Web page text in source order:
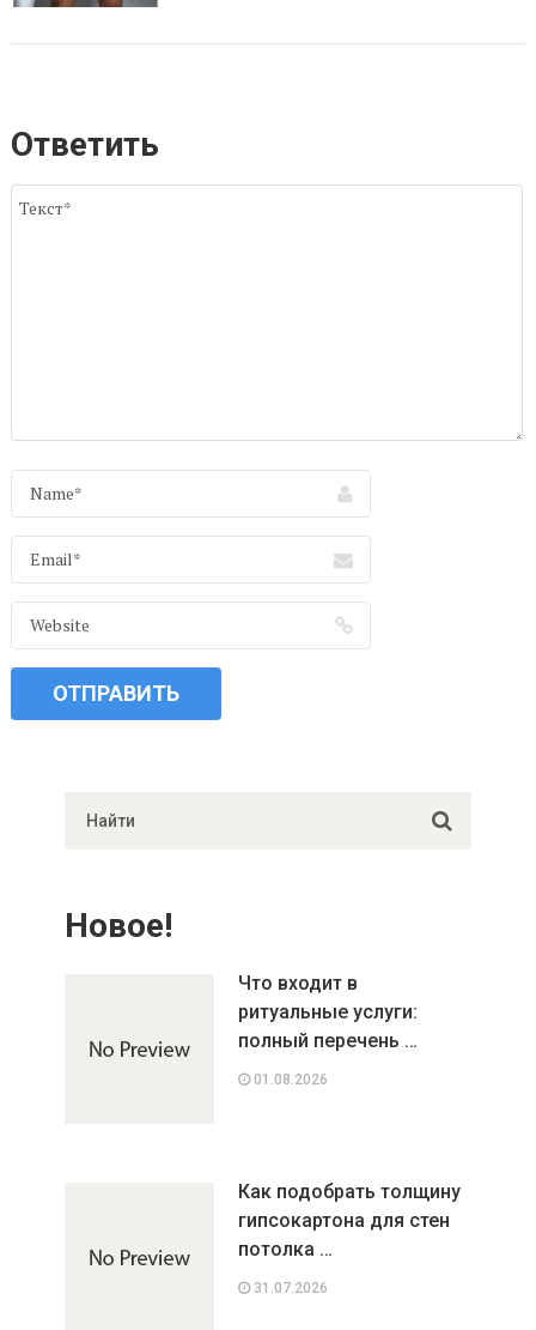
Ответить
Новое!
Что входит в
ритуальные услуги:
полный перечень …
01.08.2026
Как подобрать толщину
гипсокартона для стен
потолка …
31.07.2026